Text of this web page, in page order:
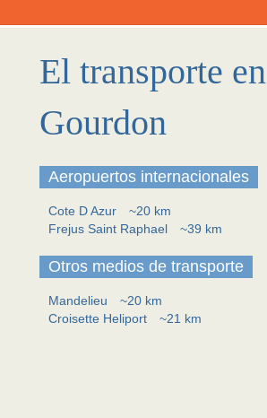
El transporte en
Gourdon
Aeropuertos internacionales
Cote D Azur
~20 km
Frejus Saint Raphael
~39 km
Otros medios de transporte
Mandelieu
~20 km
Croisette Heliport
~21 km